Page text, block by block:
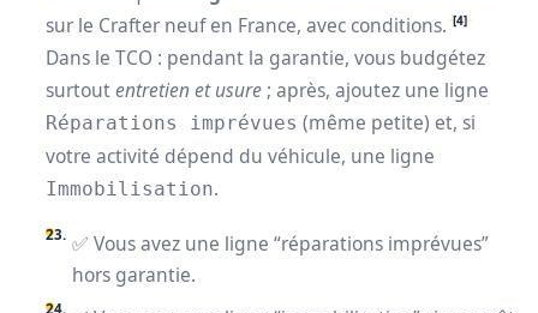
sur le Crafter neuf en France, avec conditions. [4]
Dans le TCO : pendant la garantie, vous budgétez
surtoutentretien et usure ; après, ajoutez une ligne
Réparations imprévues (même petite) et, si
votre activité dépend du véhicule, une ligne
Immobilisation.
✅ Vous avez une ligne “réparations imprévues”
hors garantie.